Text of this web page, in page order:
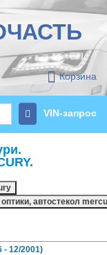
Корзина
VIN-запрос
- 12/2001)